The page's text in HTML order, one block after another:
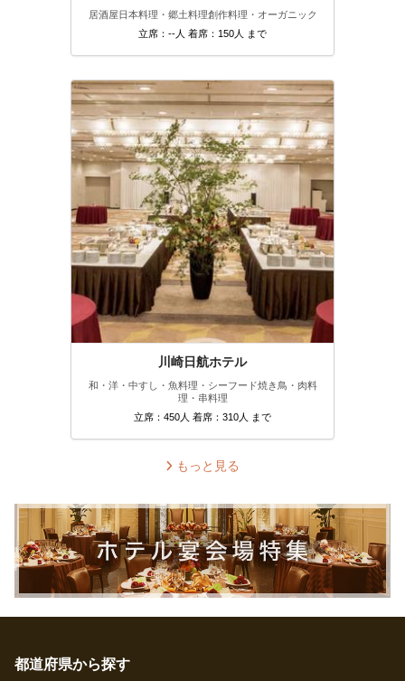
居酒屋 日本料理・郷土料理創作料理・オーガニック
立席：--人 着席：150人 まで
川崎日航ホテル
和・洋・中すし・魚料理・シーフード焼き鳥・肉料
理・串料理
立席：450人 着席：310人 まで
もっと見る
都道府県から探す